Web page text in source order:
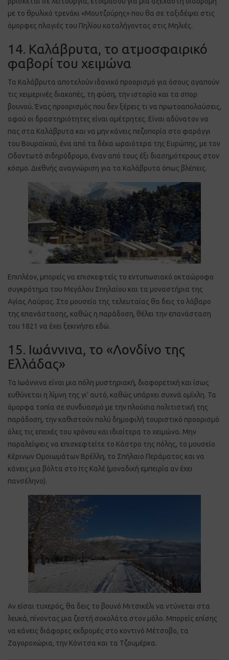
με το θρυλικό τρενάκι «Μουτζούρης» που θα σε ταξιδέψει στις
όμορφες πλαγιές του Πηλίου καταλήγοντας στις Μηλιές.
14. Καλάβρυτα, το ατμοσφαιρικό
φαβορί του χειμώνα
Τα Καλάβρυτα αποτελούν ιδανικό προορισμό για όσους αγαπούν
τις χειμερινές διακοπές, τη φύση, την ιστορία και τα σπορ
βουνού. Ένας προορισμός που δεν ξέρεις τι να πρωτοαπολαύσεις,
αφού οι δραστηριότητες είναι αμέτρητες. Είναι αδύνατον να
πας στα Καλάβρυτα και να μην κάνεις πεζοπορία στο φαράγγι
του Βουραϊκού, ένα από τα δέκα ωραιότερα της Ευρώπης, με τον
Οδοντωτό σιδηρόδρομο, έναν από τους έξι διασημότερους στον
κόσμο. Διεθνής αναγνώριση για τα Καλάβρυτα όπως βλέπεις.
Επιπλέον, μπορείς να επισκεφτείς το εντυπωσιακό οκταώροφο
συγκρότημα του Μεγάλου Σπηλαίου και τα μοναστήρια της
Αγίας Λαύρας. Στο μουσείο της τελευταίας θα δεις το λάβαρο
της επανάστασης, καθώς η παράδοση, θέλει την επανάσταση
του 1821 να έχει ξεκινήσει εδώ.
15. Ιωάννινα, το «Λονδίνο της
Ελλάδας»
Τα Ιωάννινα είναι μια πόλη μυστηριακή, διαφορετική και ίσως
ευθύνεται η λίμνη της γι’ αυτό, καθώς υπάρχει συχνά ομίχλη. Τα
όμορφα τοπία σε συνδυασμό με την πλούσια πολιτιστική της
παράδοση, την καθιστούν πολύ δημοφιλή τουριστικό προορισμό
όλες τις εποχές του χρόνου και ιδιαίτερα το χειμώνα. Μην
παραλείψεις να επισκεφτείτε το Κάστρο της πόλης, το μουσείο
Κέρινων Ομοιωμάτων Βρέλλη, το Σπήλαιο Περάματος και να
κάνεις μια βόλτα στο Ιτς Καλέ (μοναδική εμπειρία αν έχει
πανσέληνο).
Αν είσαι τυχερός, θα δεις το βουνό Μιτσικέλι να ντύνεται στα
λευκά, πίνοντας μια ζεστή σοκολάτα στον μόλο. Μπορείς επίσης
να κάνεις διάφορες εκδρομές στο κοντινό Μέτσοβο, τα
Ζαγοροχώρια, την Κόνιτσα και τα Τζουμέρκα.